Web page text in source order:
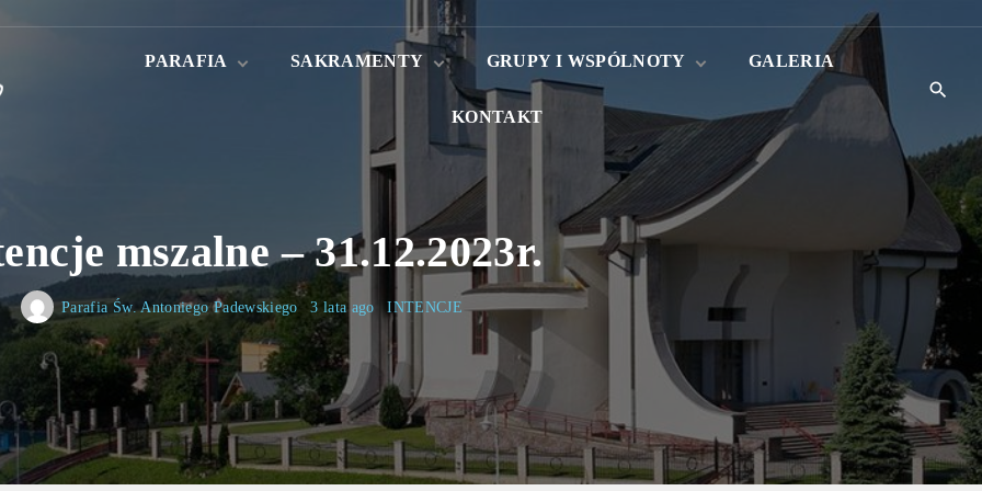
PARAFIA
Nowenna do św.
Antoniego
Kancelaria parafialna
Nabożeństwa
SAKRAMENTY
Sakrament
GRUPY I WSPÓLNOTY
Róże różańcowe
Liturgiczna Służba
GALERIA
KONTAKT
mszalne – 31.12.2023r.
Parafia Św. Antoniego Padewskiego 3 lata ago INTENCJE